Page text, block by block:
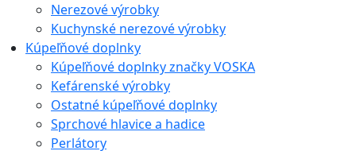
Nerezové výrobky
Kuchynské nerezové výrobky
Kúpeľňové doplnky
Kúpeľňové doplnky značky VOSKA
Kefárenské výrobky
Ostatné kúpeľňové doplnky
Sprchové hlavice a hadice
Perlátory